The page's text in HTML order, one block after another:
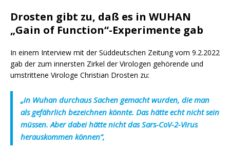
Drosten gibt zu, daß es in WUHAN
„Gain of Function“-Experimente gab
In einem Interview mit der Süddeutschen Zeitung vom 9.2.2022
gab der zum innersten Zirkel der Virologen gehörende und
umstrittene Virologe Christian Drosten zu:
„in Wuhan durchaus Sachen gemacht wurden, die man
als gefährlich bezeichnen könnte. Das hätte echt nicht sein
müssen. Aber dabei hätte nicht das Sars-CoV-2-Virus
herauskommen können“,